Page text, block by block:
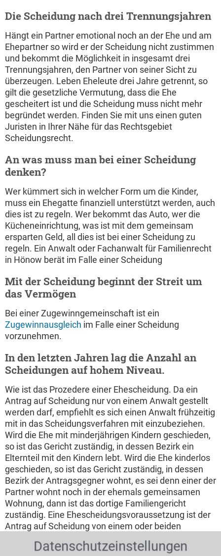
Die Scheidung nach drei Trennungsjahren
Hängt ein Partner emotional noch an der Ehe und am
Ehepartner so wird er der Scheidung nicht zustimmen
und bekommt die Möglichkeit in insgesamt drei
Trennungsjahren, den Partner von seiner Sicht zu
überzeugen. Leben Eheleute drei Jahre getrennt, so
gilt die gesetzliche Vermutung, dass die Ehe
gescheitert ist und die Scheidung muss nicht mehr
begründet werden. Finden Sie mit uns einen guten
Juristen in Ihrer Nähe für das Rechtsgebiet
Scheidungsrecht.
An was muss man bei einer Scheidung
denken?
Wer kümmert sich in welcher Form um die Kinder,
muss ein Ehegatte finanziell unterstützt werden, auch
dies ist zu regeln. Wer bekommt das Auto, wer die
Kücheneinrichtung, was ist mit dem gemeinsam
ersparten Geld, all dies ist bei einer Scheidung zu
regeln. Ein Anwalt oder Fachanwalt für Familienrecht
in Hönow berät im Falle einer Scheidung
Mit der Scheidung beginnt der Streit um
das Vermögen
Bei einer Zugewinngemeinschaft ist ein
Zugewinnausgleich im Falle einer Scheidung
vorzunehmen.
In den letzten Jahren lag die Anzahl an
Scheidungen auf hohem Niveau.
Wie ist das Prozedere einer Ehescheidung. Da ein
Antrag auf Scheidung nur von einem Anwalt gestellt
werden darf, empfiehlt es sich einen Anwalt frühzeitig
mit in das Scheidungsverfahren mit einzubeziehen.
Wird die Ehe mit minderjährigen Kindern geschieden,
so ist das Gericht zuständig, in dessen Bezirk ein
Elternteil mit den Kindern lebt. Wird die Ehe kinderlos
geschieden, so ist das Gericht zuständig, in dessen
Bezirk der Antragsgegner wohnt, es sei denn einer der
Partner wohnt noch in der ehemals gemeinsamen
Wohnung, dann ist das dortige Familiengericht
zuständig. Eine Ehescheidungsvoraussetzung ist der
Antrag auf Scheidung von einem oder beiden
Ehegatten Formulare für den Versorgungsausgleich
Datenschutzeinstellungen